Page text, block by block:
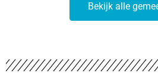
Bekijk alle